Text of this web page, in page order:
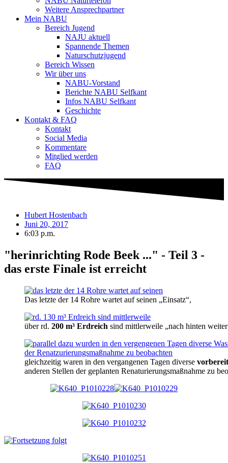
Weitere Ansprechpartner
Mein NABU
Bereich Jugend
NAJU aktuell
Spannende Themen
Naturschutzjugend
Bereich Wissen
Wir über uns
NABU-Vorstand
Berichte NABU Selfkant
Infos NABU Selfkant
Geschichte
Kontakt & FAQ
Kontakt
Social Media
Kommentare
Mitglied werden
FAQ
Hubert Hostenbach
Juni 20, 2017
6:03 p.m.
"herinrichting Rode Beek ..." - Teil 3 -
das erste Finale ist erreicht
Das letzte der 14 Rohre wartet auf seinen „Einsatz“,
über rd. 200 m³ Erdreich sind mittlerweile „nach hinten
gleichzeitig waren in den vergangenen Tagen diverse
anderen Stellen der geplanten Renaturierungsmaßnahme zu